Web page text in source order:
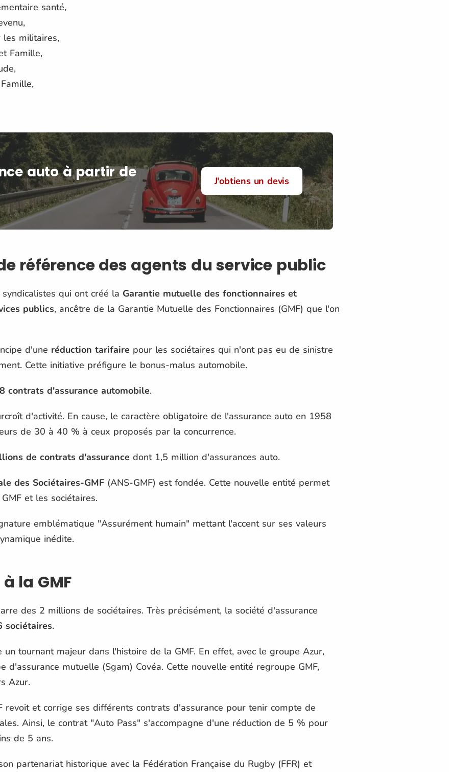
santé,
les militaires,
Famille,
auto à partir de
J'obtiens un devis
référence des agents du service public
qui ont créé la Garantie mutuelle des fonctionnaires et
publics, ancêtre de la Garantie Mutuelle des Fonctionnaires (GMF) que l'on
d'une réduction tarifaire pour les sociétaires qui n'ont pas eu de sinistre
Cette initiative préfigure le bonus-malus automobile.
contrats d'assurance automobile.
d'activité. En cause, le caractère obligatoire de l'assurance auto en 1958
de 30 à 40 % à ceux proposés par la concurrence.
de contrats d'assurance dont 1,5 million d'assurances auto.
des Sociétaires-GMF (ANS-GMF) est fondée. Cette nouvelle entité permet
et les sociétaires.
emblématique "Assurément humain" mettant l'accent sur ses valeurs
inédite.
la GMF
des 2 millions de sociétaires. Très précisément, la société d'assurance
sociétaires.
tournant majeur dans l'histoire de la GMF. En effet, avec le groupe Azur,
d'assurance mutuelle (Sgam) Covéa. Cette nouvelle entité regroupe GMF,
Azur.
revoit et corrige ses différents contrats d'assurance pour tenir compte de
Ainsi, le contrat "Auto Pass" s'accompagne d'une réduction de 5 % pour
de 5 ans.
partenariat historique avec la Fédération Française du Rugby (FFR) et